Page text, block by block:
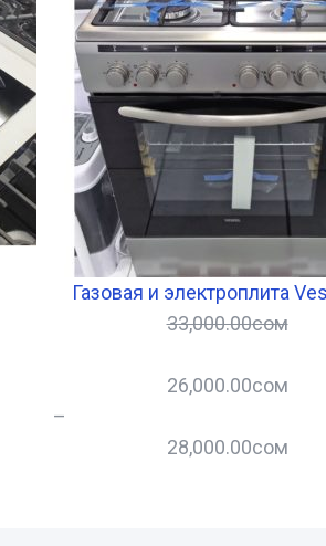
Газовая и электроплита
33,000.00сом
26,000.00сом
–
28,000.00сом